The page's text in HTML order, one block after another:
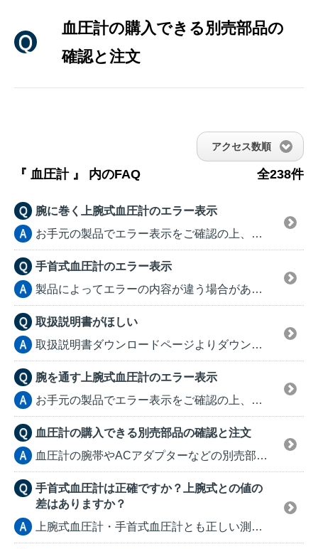
血圧計の購入できる別売部品の
確認と注文
アクセス数順
『 血圧計 』 内のFAQ 全238件
腕に巻く上腕式血圧計のエラー表示
お手元の製品でエラー表示をご確認の上、該当エラーをご参...
手首式血圧計のエラー表示
製品によってエラーの内容が違う場合があります。 ...
取扱説明書がほしい
取扱説明書ダウンロードページよりダウンロードをしていた...
腕を通す上腕式血圧計のエラー表示
お手元の製品でエラー表示をご確認の上、該当エラーをご参...
血圧計の購入できる別売部品の確認と注文
血圧計の腕帯やACアダプターなどの別売部品のご注文は、...
手首式血圧計は正確ですか？上腕式との値の
差はありますか？
上腕式血圧計・手首式血圧計とも正しい測定姿勢、測定方法...